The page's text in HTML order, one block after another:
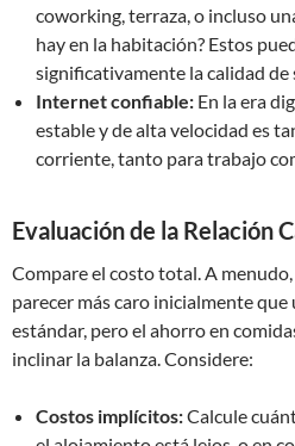
coworking, terraza, o incluso
hay en la habitación? Estos
significativamente la calidad de
Internet confiable: En la era
estable y de alta velocidad es
corriente, tanto para trabajo
Evaluación de la Relación
Compare el costo total. A
parecer más caro inicialmente
estándar, pero el ahorro en
inclinar la balanza. Considere:
Costos implícitos:Calcule